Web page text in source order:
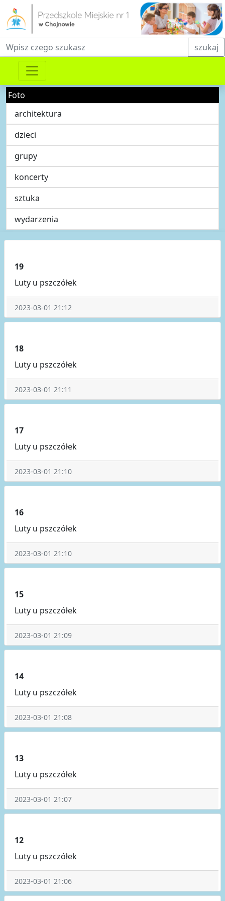
Fraza do wyszukiwania szukaj
Foto
architektura
dzieci
grupy
koncerty
sztuka
wydarzenia
19
Luty u pszczółek
2023-03-01 21:12
18
Luty u pszczółek
2023-03-01 21:11
17
Luty u pszczółek
2023-03-01 21:10
16
Luty u pszczółek
2023-03-01 21:10
15
Luty u pszczółek
2023-03-01 21:09
14
Luty u pszczółek
2023-03-01 21:08
13
Luty u pszczółek
2023-03-01 21:07
12
Luty u pszczółek
2023-03-01 21:06